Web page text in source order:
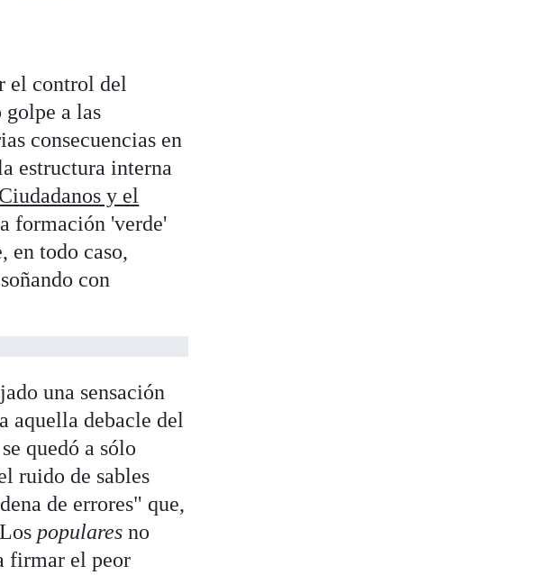
el control del
golpe a las
consecuencias en
estructura interna
y el
formación 'verde'
en todo caso,
con
una sensación
aquella debacle del
quedó a sólo
ruido de sables
de errores" que,
popularesno
firmar el peor